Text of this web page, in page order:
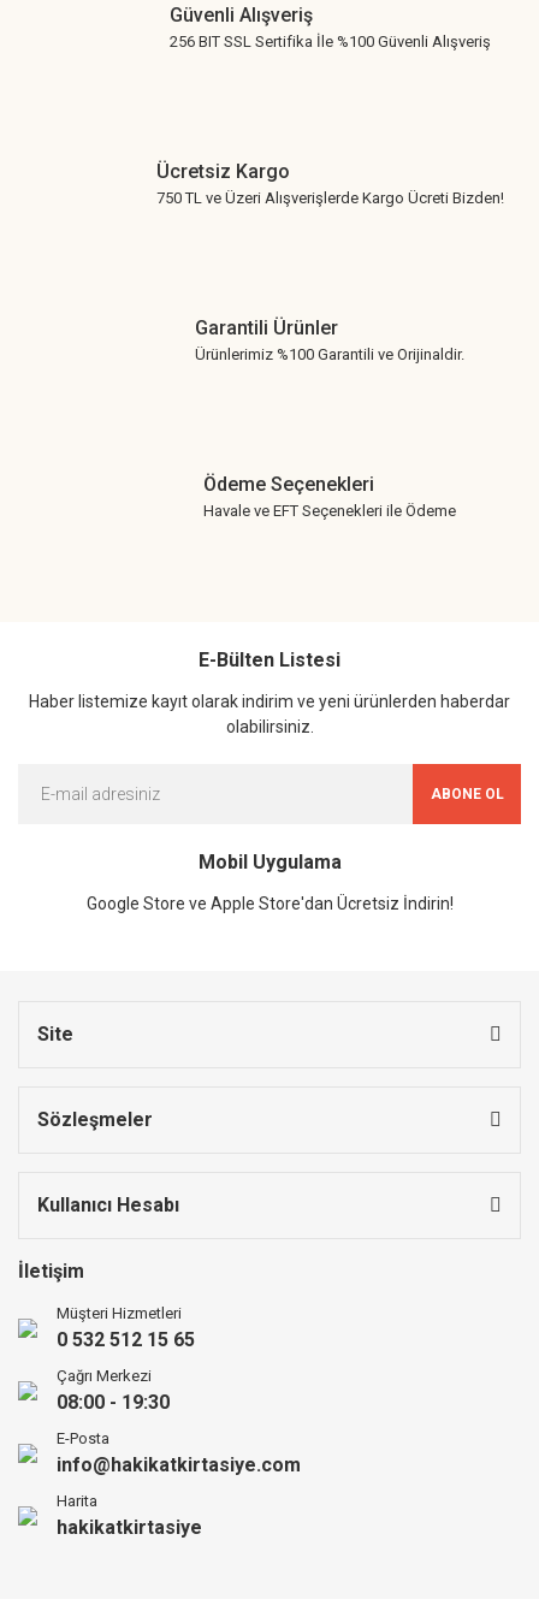
Güvenli Alışveriş
256 BIT SSL Sertifika İle %100 Güvenli Alışveriş
Ücretsiz Kargo
750 TL ve Üzeri Alışverişlerde Kargo Ücreti Bizden!
Garantili Ürünler
Ürünlerimiz %100 Garantili ve Orijinaldir.
Ödeme Seçenekleri
Havale ve EFT Seçenekleri ile Ödeme
E-Bülten Listesi
Haber listemize kayıt olarak indirim ve yeni ürünlerden haberdar
olabilirsiniz.
ABONE OL
Mobil Uygulama
Google Store ve Apple Store'dan Ücretsiz İndirin!
Site
Sözleşmeler
Kullanıcı Hesabı
İletişim
Müşteri Hizmetleri
0 532 512 15 65
Çağrı Merkezi
08:00 - 19:30
E-Posta
info@hakikatkirtasiye.com
Harita
hakikatkirtasiye